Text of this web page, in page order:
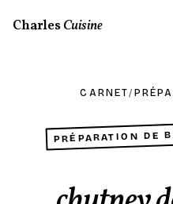
CharlesCuisine
CARNET/
PRÉPARATION DE